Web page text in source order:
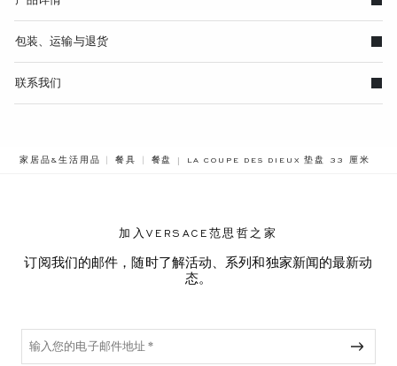
包装、运输与退货
联系我们
家居品&生活用品 餐具 餐盘 BREADCRUMB.ADA.LABEL.CURRENT
LA COUPE DES DIEUX 垫盘 33 厘米
加入VERSACE范思哲之家
订阅我们的邮件，随时了解活动、系列和独家新闻的最新动
态。